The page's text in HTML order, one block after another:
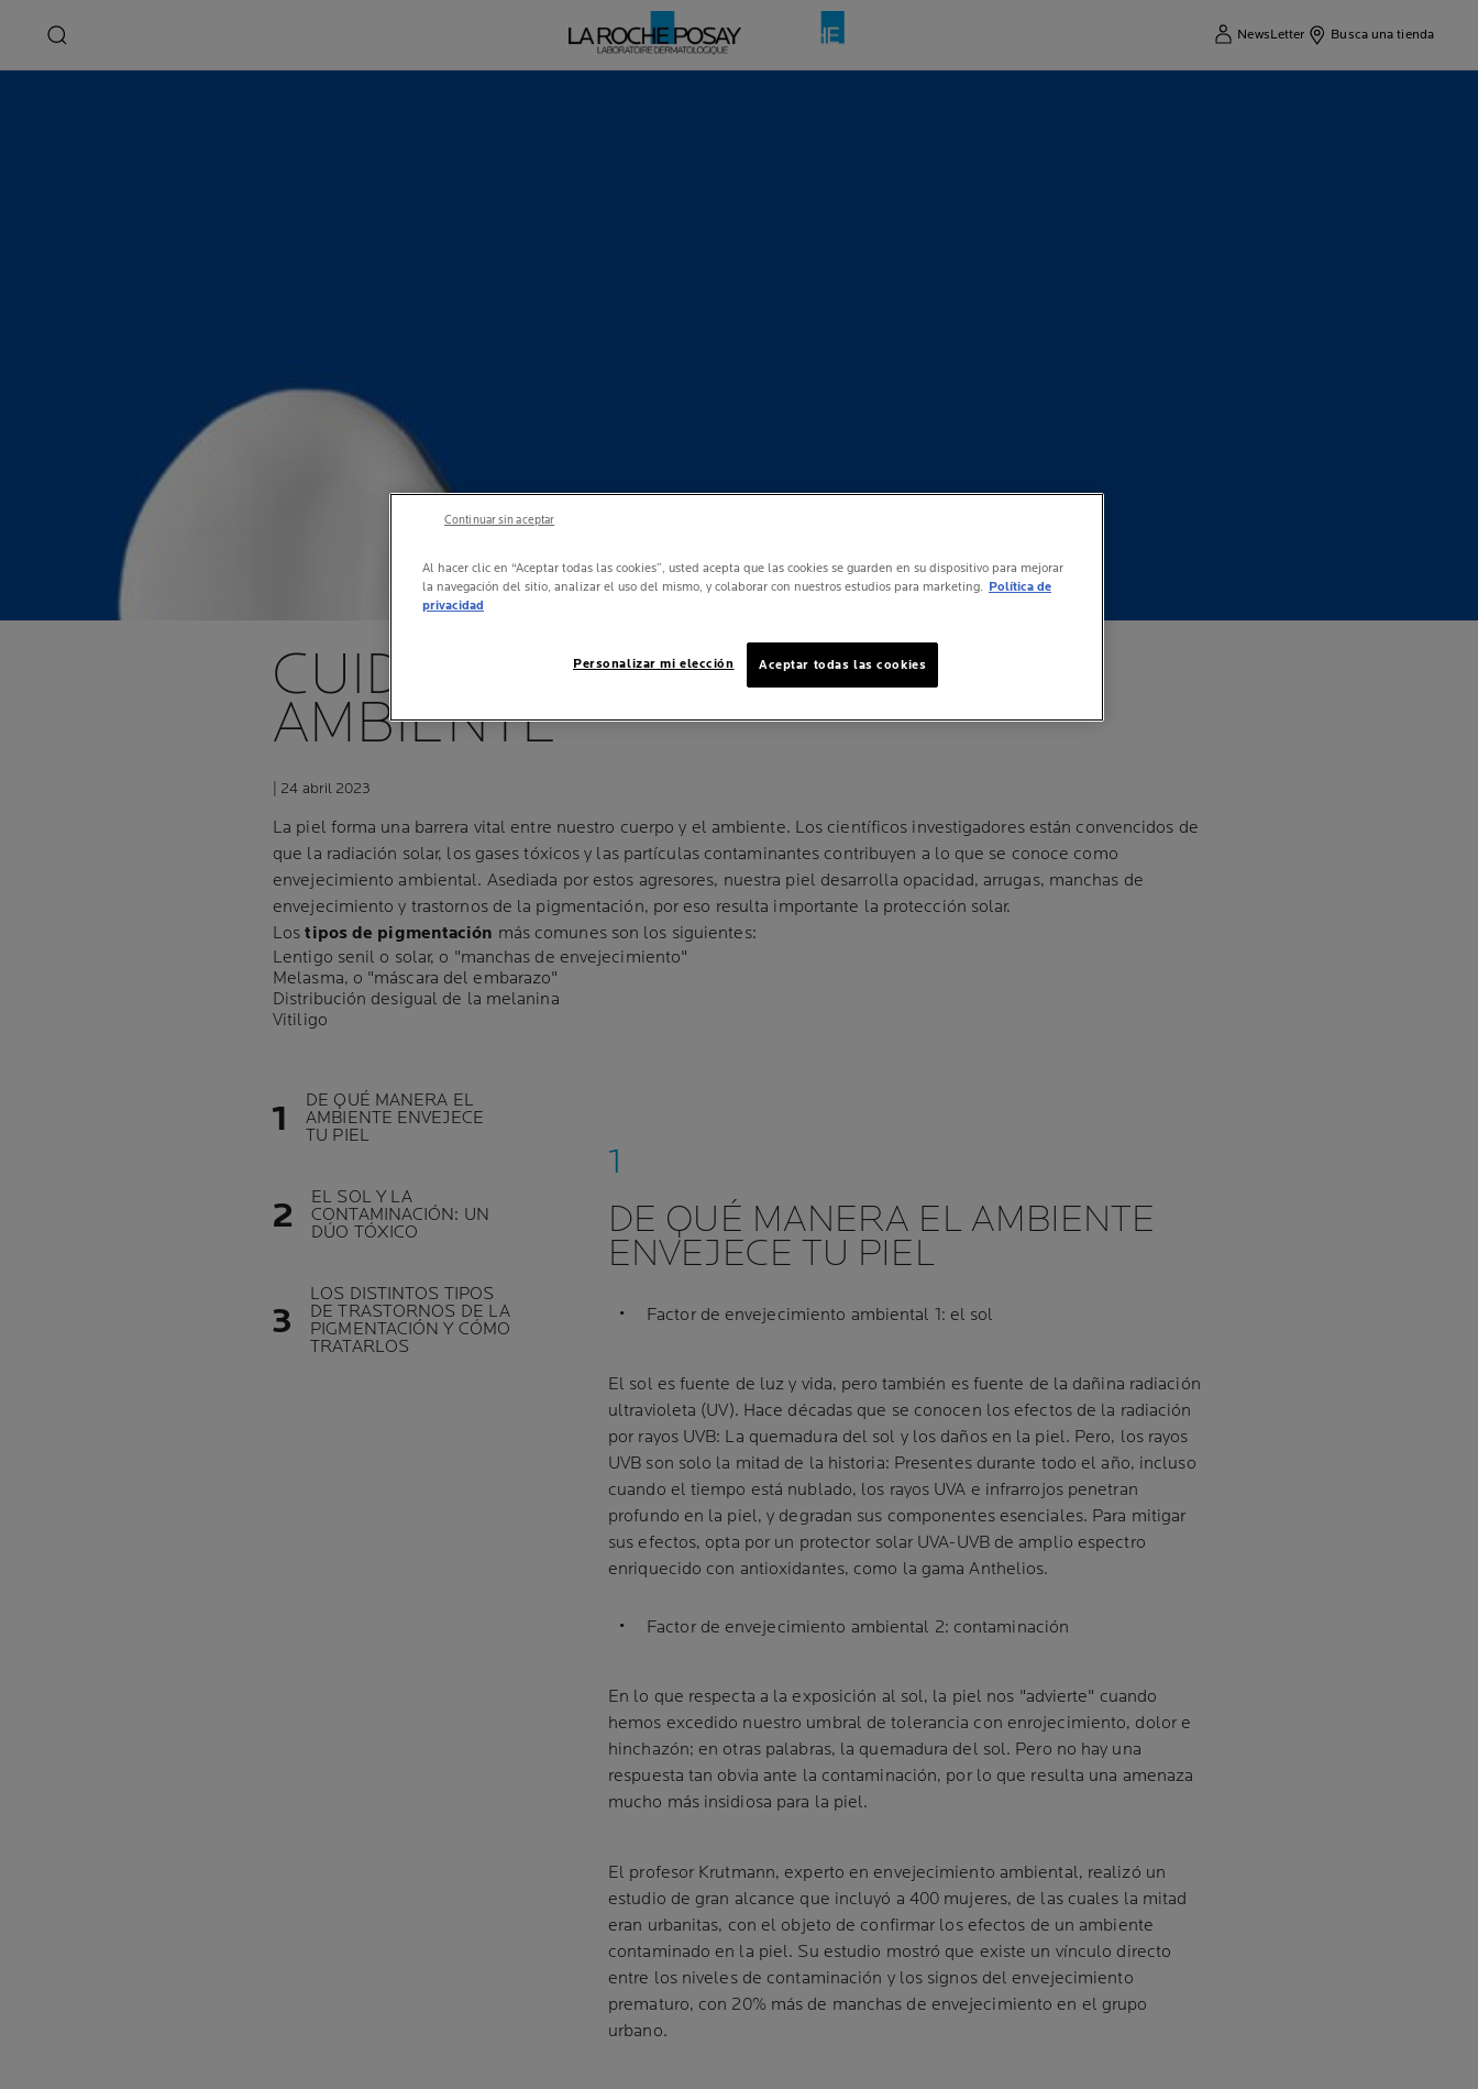
NewsLetter Busca una tienda
CUIDADO DE LA PIEL Y MEDIO
AMBIENTE
| 24 abril 2023
La piel forma una barrera vital entre nuestro cuerpo y el ambiente. Los científicos investigadores están convencidos de
que la radiación solar, los gases tóxicos y las partículas contaminantes contribuyen a lo que se conoce como
envejecimiento ambiental. Asediada por estos agresores, nuestra piel desarrolla opacidad, arrugas, manchas de
envejecimiento y trastornos de la pigmentación, por eso resulta importante la protección solar.
Lostipos de pigmentación más comunes son los siguientes:
Lentigo senil o solar, o "manchas de envejecimiento"
Melasma, o "máscara del embarazo"
Distribución desigual de la melanina
Vitiligo
DE QUÉ MANERA EL
AMBIENTE ENVEJECE
TU PIEL
EL SOL Y LA
CONTAMINACIÓN: UN
DÚO TÓXICO
LOS DISTINTOS TIPOS
DE TRASTORNOS DE LA
PIGMENTACIÓN Y CÓMO
TRATARLOS
DE QUÉ MANERA EL AMBIENTE
ENVEJECE TU PIEL
Factor de envejecimiento ambiental 1: el sol
El sol es fuente de luz y vida, pero también es fuente de la dañina radiación
ultravioleta (UV). Hace décadas que se conocen los efectos de la radiación
por rayos UVB: La quemadura del sol y los daños en la piel. Pero, los rayos
UVB son solo la mitad de la historia: Presentes durante todo el año, incluso
cuando el tiempo está nublado, los rayos UVA e infrarrojos penetran
profundo en la piel, y degradan sus componentes esenciales. Para mitigar
sus efectos, opta por un protector solar UVA-UVB de amplio espectro
enriquecido con antioxidantes, como la gama Anthelios.
Factor de envejecimiento ambiental 2: contaminación
En lo que respecta a la exposición al sol, la piel nos "advierte" cuando
hemos excedido nuestro umbral de tolerancia con enrojecimiento, dolor e
hinchazón; en otras palabras, la quemadura del sol. Pero no hay una
respuesta tan obvia ante la contaminación, por lo que resulta una amenaza
mucho más insidiosa para la piel.
El profesor Krutmann, experto en envejecimiento ambiental, realizó un
estudio de gran alcance que incluyó a 400 mujeres, de las cuales la mitad
eran urbanitas, con el objeto de confirmar los efectos de un ambiente
contaminado en la piel. Su estudio mostró que existe un vínculo directo
entre los niveles de contaminación y los signos del envejecimiento
prematuro, con 20% más de manchas de envejecimiento en el grupo
urbano.
Al hacer clic en “Aceptar todas las cookies”, usted acepta que las cookies se guarden en su dispositivo para mejorar
la navegación del sitio, analizar el uso del mismo, y colaborar con nuestros estudios para marketing. Política de
privacidad
Aceptar todas las cookies
Personalizar mi elección
Continuar sin aceptar